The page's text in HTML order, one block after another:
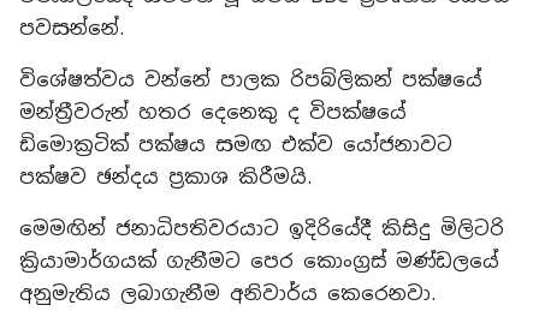
පවසන්නේ.
විශේෂත්වය වන්නේ පාලක රිපබ්ලිකන් පක්ෂයේ
මන්ත්‍රීවරුන් හතර දෙනෙකු ද විපක්ෂයේ
ඩිමොක්‍රටික් පක්ෂය සමඟ එක්ව යෝජනාවට
පක්ෂව ඡන්දය ප්‍රකාශ කිරීමයි.
මෙමඟින් ජනාධිපතිවරයාට ඉදිරියේදී කිසිදු මිලිටරි
ක්‍රියාමාර්ගයක් ගැනීමට පෙර කොංග්‍රස් මණ්ඩලයේ
අනුමැතිය ලබාගැනීම අනිවාර්ය කෙරෙනවා.